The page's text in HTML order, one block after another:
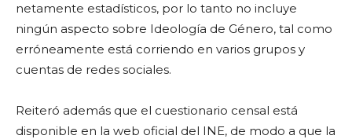
netamente estadísticos, por lo tanto no incluye
ningún aspecto sobre Ideología de Género, tal como
erróneamente está corriendo en varios grupos y
cuentas de redes sociales.
Reiteró además que el cuestionario censal está
disponible en la web oficial del INE, de modo a que la